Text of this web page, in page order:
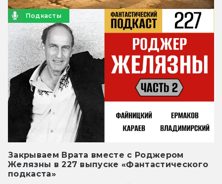
Подкасты
Закрываем Врата вместе с Роджером
Желязны в 227 выпуске «Фантастического
подкаста»